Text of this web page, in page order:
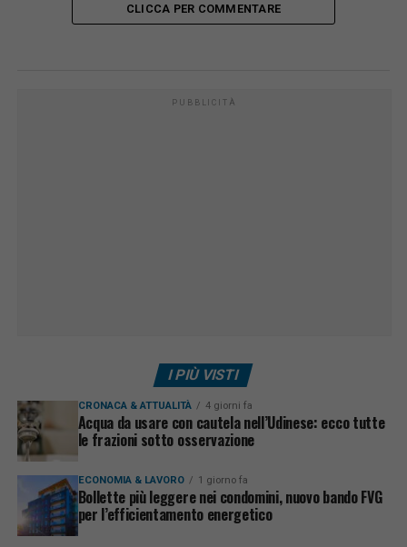
CLICCA PER COMMENTARE
PUBBLICITÀ
I PIÙ VISTI
CRONACA & ATTUALITÀ 4 giorni fa
Acqua da usare con cautela nell’Udinese: ecco tutte
le frazioni sotto osservazione
ECONOMIA & LAVORO 1 giorno fa
Bollette più leggere nei condomini, nuovo bando FVG
per l’efficientamento energetico